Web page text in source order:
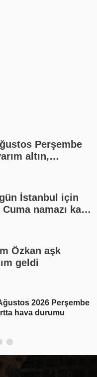
altın,
İstanbul için
namazı kaç
Özkan aşk
geldi
2026 Perşembe
hava durumu